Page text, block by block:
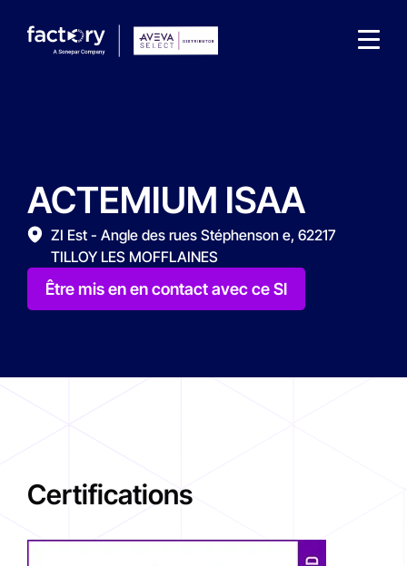
Qu'est-ce que vous cherchez ?
ACTEMIUM ISAA
ZI Est - Angle des rues Stéphenson e, 62217
TILLOY LES MOFFLAINES
Être mis en en contact avec ce SI
Certifications